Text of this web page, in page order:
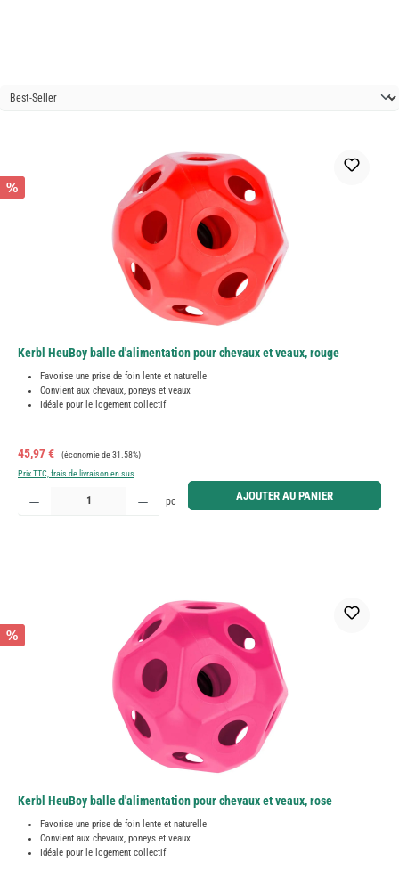
%
Kerbl HeuBoy balle d'alimentation pour chevaux et veaux, rouge
Favorise une prise de foin lente et naturelle
Convient aux chevaux, poneys et veaux
Idéale pour le logement collectif
Prix de vente :
45,97 € Prix régulier :
(économie de 31.58%)
Prix TTC, frais de livraison en sus
Quantité de produit : Entrez la quantité souhaitée ou utilisez les boutons pour augmenter ou
pc AJOUTER AU PANIER
%
Kerbl HeuBoy balle d'alimentation pour chevaux et veaux, rose
Favorise une prise de foin lente et naturelle
Convient aux chevaux, poneys et veaux
Idéale pour le logement collectif